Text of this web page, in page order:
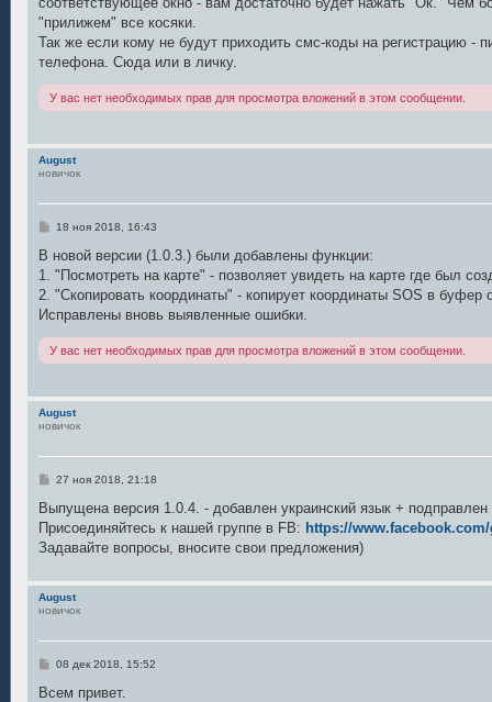
"прилижем" все косяки.
Так же если кому не будут приходить смс-коды на регистрацию -
телефона. Сюда или в личку.
У вас нет необходимых прав для просмотра вложений в этом сообщении.
August
новичок
С
о
е
и
18 ноя 2018, 16:43
В новой версии (1.0.3.) были добавлены функции:
1. "Посмотреть на карте" - позволяет увидеть на карте где был
2. "Скопировать координаты" - копирует координаты SOS в буфер
Исправлены вновь выявленные ошибки.
У вас нет необходимых прав для просмотра вложений в этом сообщении.
August
новичок
С
о
щ
е
н
е
27 ноя 2018, 21:18
Выпущена версия 1.0.4. - добавлен украинский язык +
Присоединяйтесь к нашей группе в FB: https://www.facebook.com/
Задавайте вопросы, вносите свои предложения)
August
новичок
С
о
08 дек 2018, 15:52
Всем привет.